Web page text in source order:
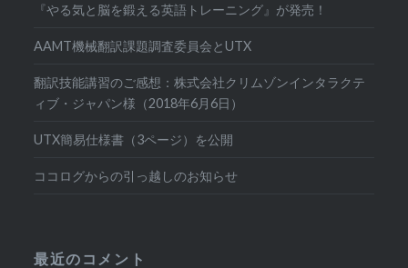
『やる気と脳を鍛える英語トレーニング』が発売！
AAMT機械翻訳課題調査委員会とUTX
翻訳技能講習のご感想：株式会社クリムゾンインタラクテ
ィブ・ジャパン様（2018年6月6日）
UTX簡易仕様書（3ページ）を公開
ココログからの引っ越しのお知らせ
最近のコメント